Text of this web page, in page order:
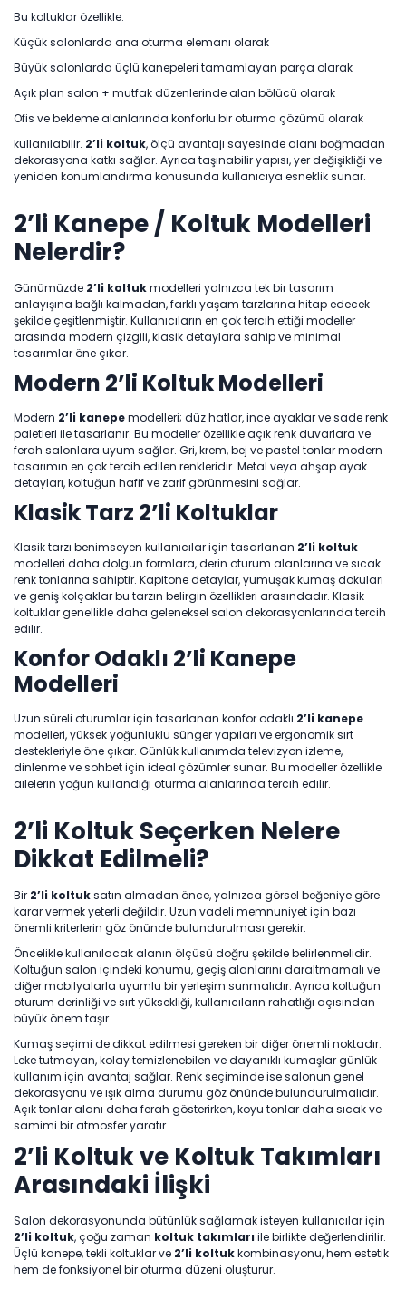
Bu koltuklar özellikle:
Küçük salonlarda ana oturma elemanı olarak
Büyük salonlarda üçlü kanepeleri tamamlayan parça olarak
Açık plan salon + mutfak düzenlerinde alan bölücü olarak
Ofis ve bekleme alanlarında konforlu bir oturma çözümü olarak
kullanılabilir. 2’li koltuk, ölçü avantajı sayesinde alanı boğmadan
dekorasyona katkı sağlar. Ayrıca taşınabilir yapısı, yer değişikliği ve
yeniden konumlandırma konusunda kullanıcıya esneklik sunar.
2’li Kanepe / Koltuk Modelleri
Nelerdir?
Günümüzde 2’li koltukmodelleri yalnızca tek bir tasarım
anlayışına bağlı kalmadan, farklı yaşam tarzlarına hitap edecek
şekilde çeşitlenmiştir. Kullanıcıların en çok tercih ettiği modeller
arasında modern çizgili, klasik detaylara sahip ve minimal
tasarımlar öne çıkar.
Modern 2’li Koltuk Modelleri
Modern 2’li kanepemodelleri; düz hatlar, ince ayaklar ve sade renk
paletleri ile tasarlanır. Bu modeller özellikle açık renk duvarlara ve
ferah salonlara uyum sağlar. Gri, krem, bej ve pastel tonlar modern
tasarımın en çok tercih edilen renkleridir. Metal veya ahşap ayak
detayları, koltuğun hafif ve zarif görünmesini sağlar.
Klasik Tarz 2’li Koltuklar
Klasik tarzı benimseyen kullanıcılar için tasarlanan 2’li koltuk
modelleri daha dolgun formlara, derin oturum alanlarına ve sıcak
renk tonlarına sahiptir. Kapitone detaylar, yumuşak kumaş dokuları
ve geniş kolçaklar bu tarzın belirgin özellikleri arasındadır. Klasik
koltuklar genellikle daha geleneksel salon dekorasyonlarında tercih
edilir.
Konfor Odaklı 2’li Kanepe
Modelleri
Uzun süreli oturumlar için tasarlanan konfor odaklı 2’li kanepe
modelleri, yüksek yoğunluklu sünger yapıları ve ergonomik sırt
destekleriyle öne çıkar. Günlük kullanımda televizyon izleme,
dinlenme ve sohbet için ideal çözümler sunar. Bu modeller özellikle
ailelerin yoğun kullandığı oturma alanlarında tercih edilir.
2’li Koltuk Seçerken Nelere
Dikkat Edilmeli?
Bir 2’li koltuksatın almadan önce, yalnızca görsel beğeniye göre
karar vermek yeterli değildir. Uzun vadeli memnuniyet için bazı
önemli kriterlerin göz önünde bulundurulması gerekir.
Öncelikle kullanılacak alanın ölçüsü doğru şekilde belirlenmelidir.
Koltuğun salon içindeki konumu, geçiş alanlarını daraltmamalı ve
diğer mobilyalarla uyumlu bir yerleşim sunmalıdır. Ayrıca koltuğun
oturum derinliği ve sırt yüksekliği, kullanıcıların rahatlığı açısından
büyük önem taşır.
Kumaş seçimi de dikkat edilmesi gereken bir diğer önemli noktadır.
Leke tutmayan, kolay temizlenebilen ve dayanıklı kumaşlar günlük
kullanım için avantaj sağlar. Renk seçiminde ise salonun genel
dekorasyonu ve ışık alma durumu göz önünde bulundurulmalıdır.
Açık tonlar alanı daha ferah gösterirken, koyu tonlar daha sıcak ve
samimi bir atmosfer yaratır.
2’li Koltuk ve Koltuk Takımları
Arasındaki İlişki
Salon dekorasyonunda bütünlük sağlamak isteyen kullanıcılar için
2’li koltuk, çoğu zaman koltuk takımları ile birlikte değerlendirilir.
Üçlü kanepe, tekli koltuklar ve 2’li koltukkombinasyonu, hem estetik
hem de fonksiyonel bir oturma düzeni oluşturur.